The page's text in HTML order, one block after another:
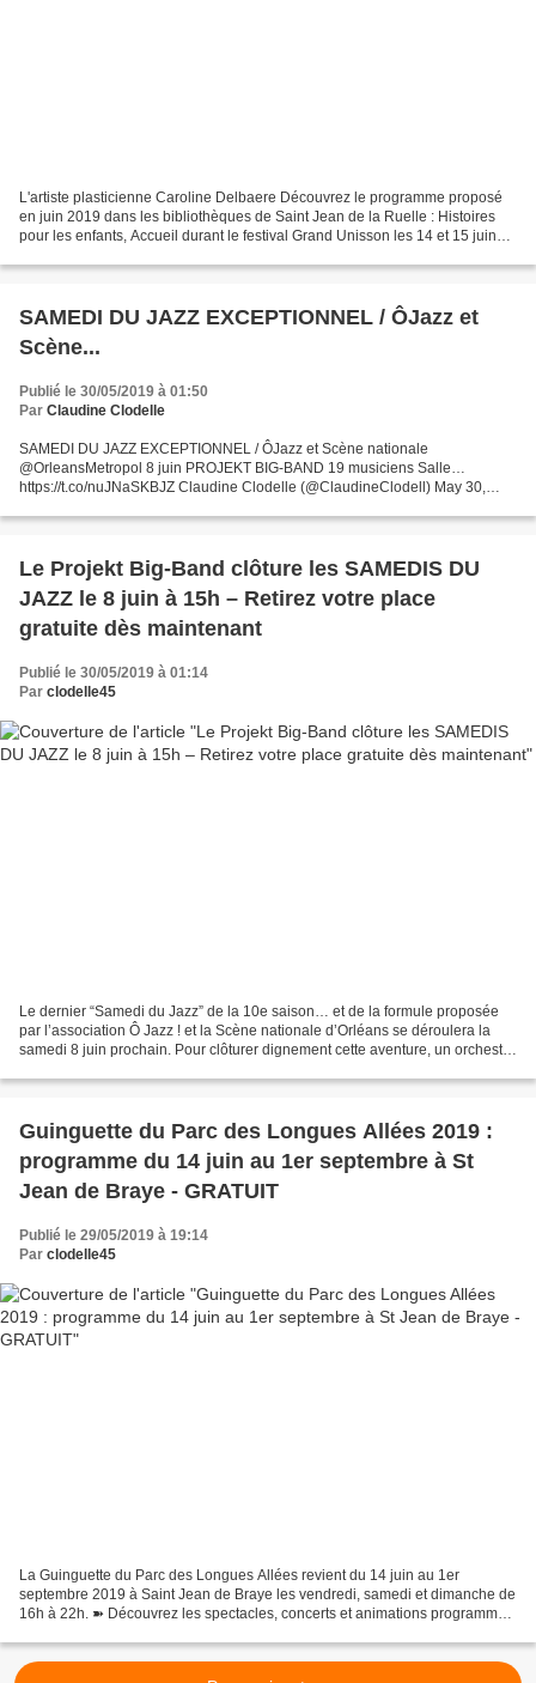
L'artiste plasticienne Caroline Delbaere Découvrez le programme proposé
en juin 2019 dans les bibliothèques de Saint Jean de la Ruelle : Histoires
pour les enfants, Accueil durant le festival Grand Unisson les 14 et 15 juin
SAMEDI DU JAZZ EXCEPTIONNEL / ÔJazz et
Scène...
Publié le 30/05/2019 à 01:50
Par Claudine Clodelle
SAMEDI DU JAZZ EXCEPTIONNEL / ÔJazz et Scène nationale
@OrleansMetropol 8 juin PROJEKT BIG-BAND 19 musiciens Salle…
https://t.co/nuJNaSKBJZ Claudine Clodelle (@ClaudineClodell) May 30,
@OrleansMetropol...
Le Projekt Big-Band clôture les SAMEDIS DU
JAZZ le 8 juin à 15h – Retirez votre place
gratuite dès maintenant
Publié le 30/05/2019 à 01:14
Par clodelle45
Le dernier “Samedi du Jazz” de la 10e saison… et de la formule proposée
par l’association Ô Jazz ! et la Scène nationale d’Orléans se déroulera la
samedi 8 juin prochain. Pour clôturer dignement cette aventure, un orchestre
Guinguette du Parc des Longues Allées 2019 :
programme du 14 juin au 1er septembre à St
Jean de Braye - GRATUIT
Publié le 29/05/2019 à 19:14
Par clodelle45
La Guinguette du Parc des Longues Allées revient du 14 juin au 1er
septembre 2019 à Saint Jean de Braye les vendredi, samedi et dimanche de
16h à 22h. ➽ Découvrez les spectacles, concerts et animations programmés